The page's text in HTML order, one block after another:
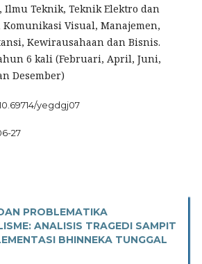
Ilmu Teknik, Teknik Elektro dan
Visual, Manajemen,
Kewirausahaan dan Bisnis.
6 kali (Februari, April, Juni,
Desember)
yegdgj07
27
PROBLEMATIKA
ANALISIS TRAGEDI SAMPIT
BHINNEKA TUNGGAL